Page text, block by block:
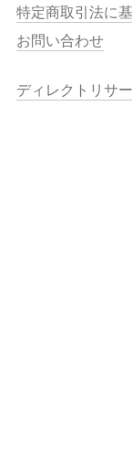
特定商取引法に
お問い合わせ
ディレクトリサ